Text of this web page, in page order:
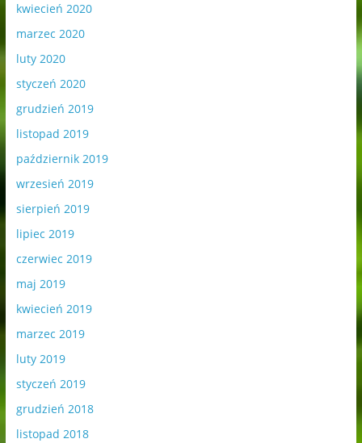
kwiecień 2020
marzec 2020
luty 2020
styczeń 2020
grudzień 2019
listopad 2019
październik 2019
wrzesień 2019
sierpień 2019
lipiec 2019
czerwiec 2019
maj 2019
kwiecień 2019
marzec 2019
luty 2019
styczeń 2019
grudzień 2018
listopad 2018